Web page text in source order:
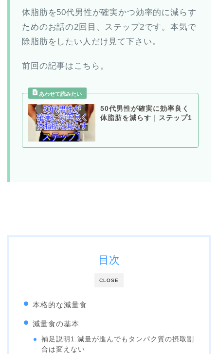
体脂肪を50代男性が確実かつ効率的に減らす
ためのお話の2回目、ステップ2です。本気で
除脂肪をしたい人だけ見て下さい。
前回の記事はこちら。
50代男性が確実に効率良く
体脂肪を減らす｜ステップ1
CLOSE
目次
本格的な減量食
減量食の基本
補足説明1.減量が進んでもタンパク質の摂取割
合は変えない